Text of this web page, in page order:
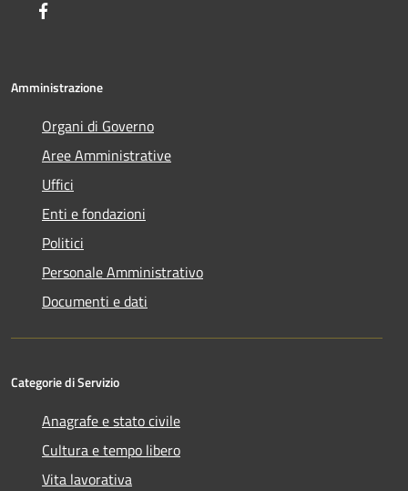
Amministrazione
Organi di Governo
Aree Amministrative
Uffici
Enti e fondazioni
Politici
Personale Amministrativo
Documenti e dati
Categorie di Servizio
Anagrafe e stato civile
Cultura e tempo libero
Vita lavorativa